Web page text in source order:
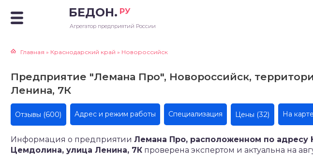
БЕДОН. РУ
Агрегатор предприятий России
Главная » Краснодарский край » Новороссийск
Предприятие "Лемана Про", Новороссийск,
Ленина, 7К
Отзывы (600) Адрес и режим работы Специализация Цены (32) На карте
Информация о предприятии Лемана Про, расположенном по адресу
Цемдолина, улица Ленина, 7К проверена экспертом и актуальна на